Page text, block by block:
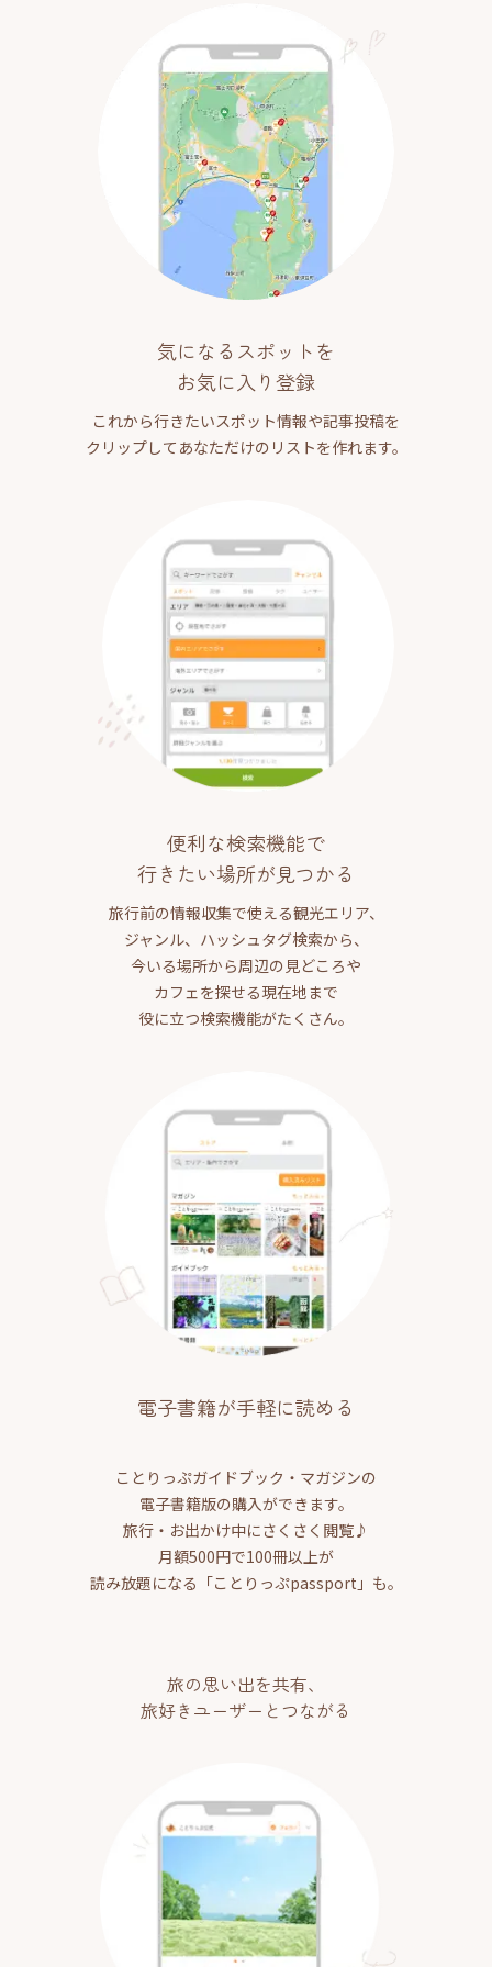
気になるスポットを
お気に入り登録
これから行きたいスポット情報や記事投稿を
クリップしてあなただけのリストを作れます。
便利な検索機能で
行きたい場所が見つかる
旅行前の情報収集で使える観光エリア、
ジャンル、ハッシュタグ検索から、
今いる場所から周辺の見どころや
カフェを探せる現在地まで
役に立つ検索機能がたくさん。
電子書籍が手軽に読める
ことりっぷガイドブック・マガジンの
電子書籍版の購入ができます。
旅行・お出かけ中にさくさく閲覧♪
月額500円で100冊以上が
読み放題になる「ことりっぷpassport」も。
旅の思い出を共有、
旅好きユーザーとつながる